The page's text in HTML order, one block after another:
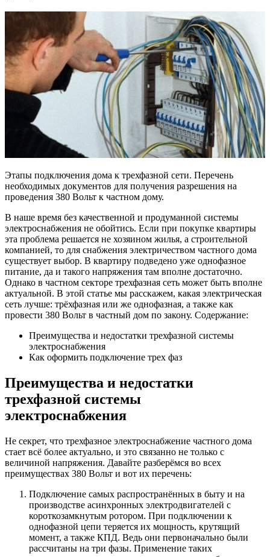
Этапы подключения дома к трехфазной сети. Перечень
необходимых документов для получения разрешения на
проведения 380 Вольт к частном дому.
В наше время без качественной и продуманной системы
электроснабжения не обойтись. Если при покупке квартиры
эта проблема решается не хозяином жилья, а строительной
компанией, то для снабжения электричеством частного дома
существует выбор. В квартиру подведено уже однофазное
питание, да и такого напряжения там вполне достаточно.
Однако в частном секторе трехфазная сеть может быть вполне
актуальной. В этой статье мы расскажем, какая электрическая
сеть лучше: трёхфазная или же однофазная, а также как
провести 380 Вольт в частный дом по закону. Содержание:
Преимущества и недостатки трехфазной системы
электроснабжения
Как оформить подключение трех фаз
Преимущества и недостатки
трехфазной системы
электроснабжения
Не секрет, что трехфазное электроснабжение частного дома
стает всё более актуально, и это связанно не только с
величиной напряжения. Давайте разберёмся во всех
преимуществах 380 Вольт и вот их перечень:
Подключение самых распространённых в быту и на
производстве асинхронных электродвигателей с
короткозамкнутым ротором. При подключении к
однофазной цепи теряется их мощность, крутящий
момент, а также КПД. Ведь они первоначально были
рассчитаны на три фазы. Применение таких